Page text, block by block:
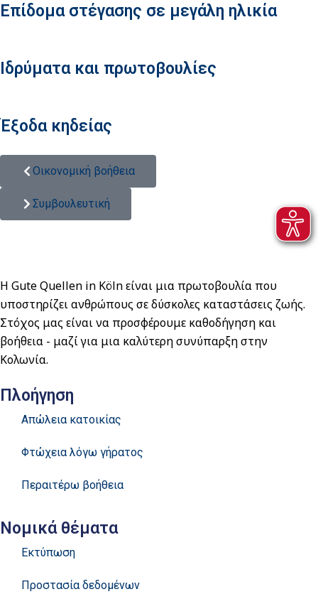
Επίδομα στέγασης σε μεγάλη ηλικία
Ιδρύματα και πρωτοβουλίες
Έξοδα κηδείας
Οικονομική βοήθεια
Συμβουλευτική
Η Gute Quellen in Köln είναι μια πρωτοβουλία που
υποστηρίζει ανθρώπους σε δύσκολες καταστάσεις ζωής.
Στόχος μας είναι να προσφέρουμε καθοδήγηση και
βοήθεια - μαζί για μια καλύτερη συνύπαρξη στην
Κολωνία.
Πλοήγηση
Απώλεια κατοικίας
Φτώχεια λόγω γήρατος
Περαιτέρω βοήθεια
Νομικά θέματα
Εκτύπωση
Προστασία δεδομένων